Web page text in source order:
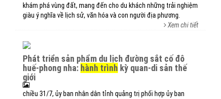
khám phá vùng đất, mang đến cho du khách những trải nghiệm
giàu ý nghĩa về lịch sử, văn hóa và con người địa phương.
Xem chi tiết
phát triển sản phẩm du lịch đường sắt cố đô
huế-phong nha: hành trình kỳ quan-di sản thế
giới
chiều 31/7, ủy ban nhân dân tỉnh quảng trị phối hợp ủy ban